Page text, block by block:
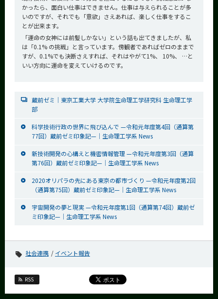
かったら、面白い仕事はできません。仕事は与えられることが多
いのですが、それでも「意欲」さえあれば、楽しく仕事をするこ
とが出来ます。
「運命の女神には前髪しかない」という話も出てきましたが、私
は「0.1% の挑戦」と言っています。傍観者であればゼロのままで
すが、0.1%でも決断さえすれば、それはやがて1%、 10%、 …と
いい方向に運命を変えていけるのです。
蔵前ゼミ│東京工業大学 大学院生命理工学研究科 生命理工学
部
科学技術行政の世界に飛び込んで —令和元年度第4回（通算第
77回）蔵前ゼミ印象記—│生命理工学系 News
新技術開発の心構えと機密情報管理 —令和元年度第3回（通算
第76回）蔵前ゼミ印象記—│生命理工学系 News
2020オリパラの先にある東京の都市づくり —令和元年度第2回
（通算第75回）蔵前ゼミ印象記—│生命理工学系 News
宇宙開発の夢と現実 —令和元年度第1回（通算第74回）蔵前ゼ
ミ印象記—│生命理工学系 News
社会連携 イベント報告
RSS